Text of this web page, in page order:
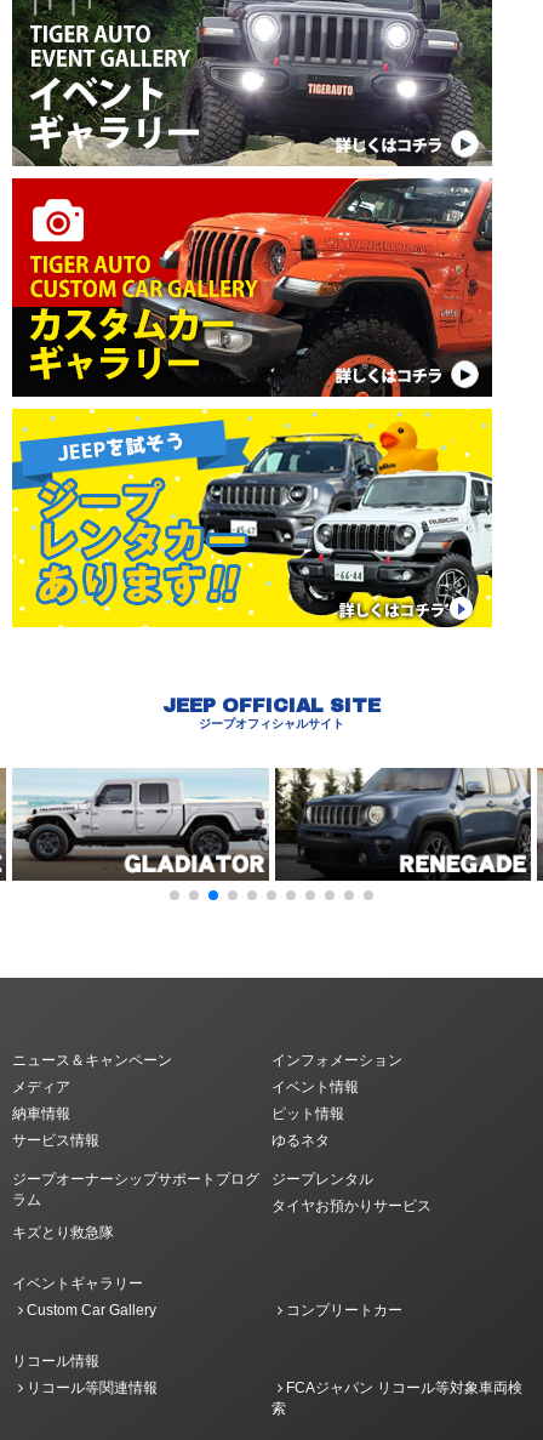
JEEP OFFICIAL SITE
ジープオフィシャルサイト
ニュース＆キャンペーン
インフォメーション
メディア
イベント情報
納車情報
ピット情報
サービス情報
ゆるネタ
ジープオーナーシップサポートプログ
ラム
ジープレンタル
タイヤお預かりサービス
キズとり救急隊
イベントギャラリー
Custom Car Gallery
コンプリートカー
リコール情報
リコール等関連情報
FCAジャパン リコール等対象車両検
索